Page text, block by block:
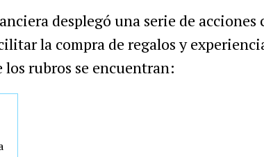
desplegó una serie de acciones
la compra de regalos y
los rubros se encuentran: